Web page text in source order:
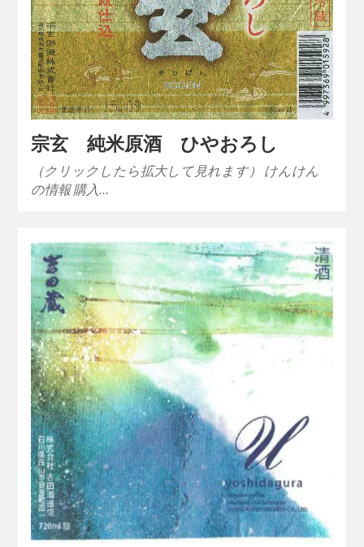
宗玄 純米原酒 ひやおろし
（クリックしたら拡大して見れます） けんけん
の情報 購入…